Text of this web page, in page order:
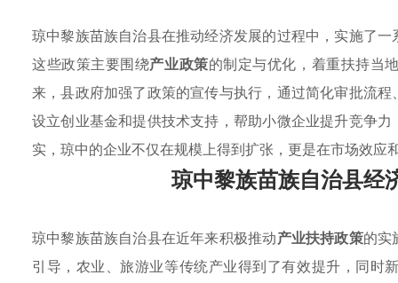
琼中黎族苗族自治县在推动经济发展的过程中，实施了一
这些政策主要围绕产业政策的制定与优化，着重扶持当
来，县政府加强了政策的宣传与执行，通过简化审批流
设立创业基金和提供技术支持，帮助小微企业提升竞争
实，琼中的企业不仅在规模上得到扩张，更是在市场效应
琼中黎族苗族自治县经
琼中黎族苗族自治县在近年来积极推动产业扶持政策的实
引导，农业、旅游业等传统产业得到了有效提升，同时